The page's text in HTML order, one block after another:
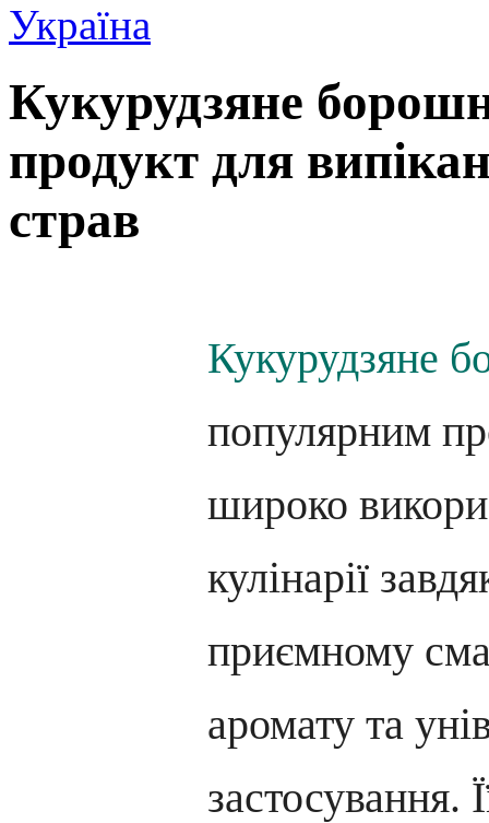
Україна
Кукурудзяне
продукт для
страв
Кукурудзяне
популярним
широко
кулінарії
приємному
аромату та
застосування.